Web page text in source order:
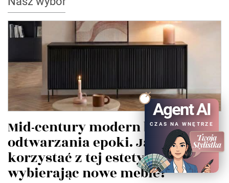
Mid-century modern bez
odtwarzania epoki. Jak
korzystać z tej estetyki,
wybierając nowe meble?
Agent AI
CZAS NA WNĘTRZE